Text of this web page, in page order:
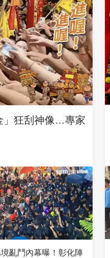
」狂刮神像…專家
亂鬥內幕曝！彰化陣